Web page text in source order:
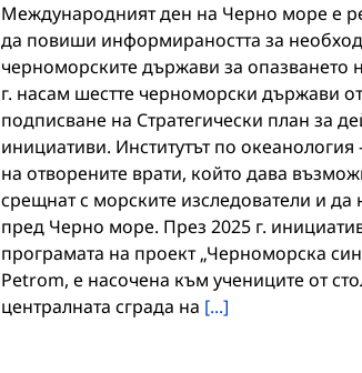
Международният ден на Черно море е
да повиши информираността за
черноморските държави за опазването
г. насам шестте черноморски държави
подписване на Стратегически план за
инициативи. Институтът по
на отворените врати, който дава
срещнат с морските изследователи и да
пред Черно море. През 2025 г.
програмата на проект „Черноморска
Petrom, е насочена към учениците от
централната сграда на [...]